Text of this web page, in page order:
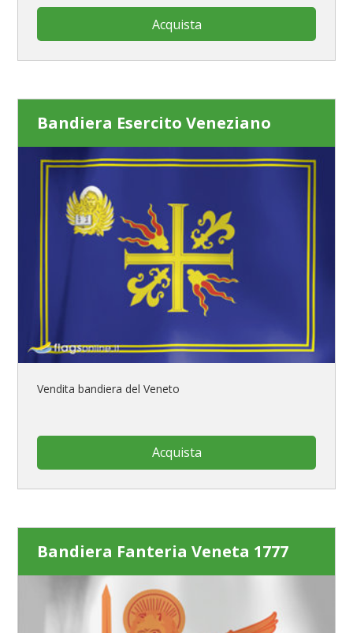
Acquista
Bandiera Esercito Veneziano
Vendita bandiera del Veneto
Acquista
Bandiera Fanteria Veneta 1777